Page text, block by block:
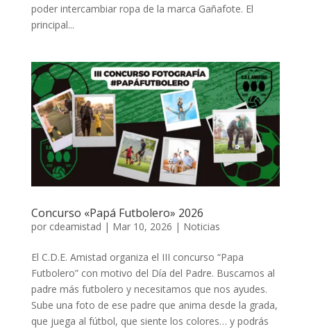
poder intercambiar ropa de la marca Gañafote. El
principal...
Concurso «Papá Futbolero» 2026
por cdeamistad | Mar 10, 2026 | Noticias
El C.D.E. Amistad organiza el III concurso “Papa
Futbolero” con motivo del Día del Padre. Buscamos al
padre más futbolero y necesitamos que nos ayudes.
Sube una foto de ese padre que anima desde la grada,
que juega al fútbol, que siente los colores… y podrás